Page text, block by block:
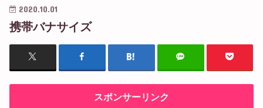
2020.10.01
携帯バナサイズ
スポンサーリンク